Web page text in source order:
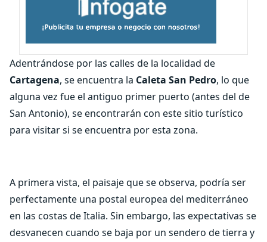
Adentrándose por las calles de la localidad de
Cartagena, se encuentra la Caleta San Pedro, lo que
alguna vez fue el antiguo primer puerto (antes del de
San Antonio), se encontrarán con este sitio turístico
para visitar si se encuentra por esta zona.
A primera vista, el paisaje que se observa, podría ser
perfectamente una postal europea del mediterráneo
en las costas de Italia. Sin embargo, las expectativas se
desvanecen cuando se baja por un sendero de tierra y